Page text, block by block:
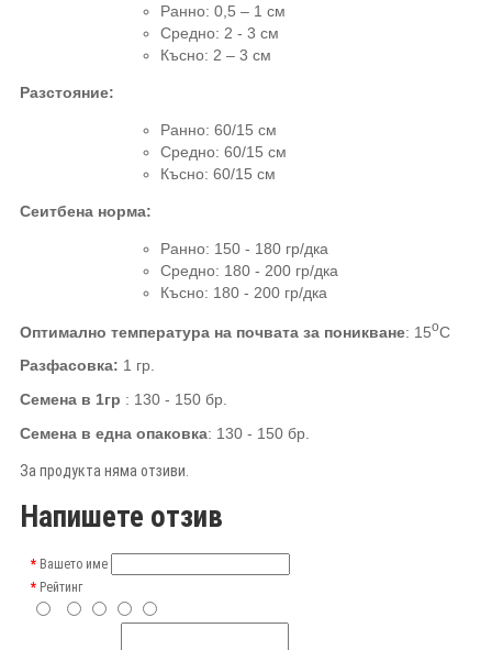
Ранно: 0,5 – 1 см
Средно: 2 - 3 см
Късно: 2 – 3 см
Разстояние:
Ранно: 60/15 см
Средно: 60/15 см
Късно: 60/15 см
Сеитбена норма:
Ранно: 150 - 180 гр/дка
Средно: 180 - 200 гр/дка
Късно: 180 - 200 гр/дка
Оптимално температура на почвата за поникване: 15оС
Разфасовка: 1 гр.
Семена в 1гр : 130 - 150 бр.
Семена в една опаковка: 130 - 150 бр.
За продукта няма отзиви.
Напишете отзив
Вашето име
Рейтинг